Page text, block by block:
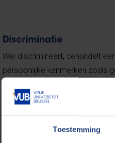
Toestemming
Discriminatie
Wie discrimineert, behandelt
persoonlijke kenmerken zoals